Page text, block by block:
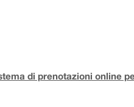
di prenotazioni online